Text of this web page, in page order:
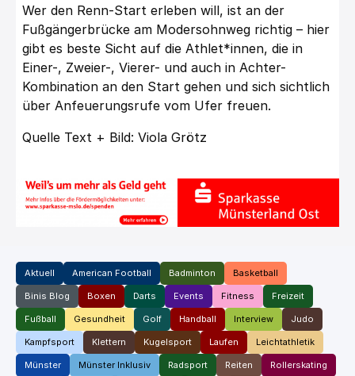
Wer den Renn-Start erleben will, ist an der
Fußgängerbrücke am Modersohnweg richtig – hier
gibt es beste Sicht auf die Athlet*innen, die in
Einer-, Zweier-, Vierer- und auch in Achter-
Kombination an den Start gehen und sich sichtlich
über Anfeuerungsrufe vom Ufer freuen.
Quelle Text + Bild: Viola Grötz
Aktuell American Football Badminton Basketball
Binis Blog Boxen Darts Events Fitness Freizeit
Fußball Gesundheit Golf Handball Interview Judo
Kampfsport Klettern Kugelsport Laufen Leichtathletik
Münster Münster Inklusiv Radsport Reiten Rollerskating